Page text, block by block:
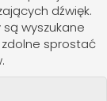
dźwięk.
wyszukane
sprostać